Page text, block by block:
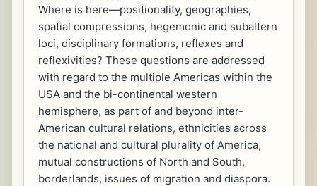
Where is here—positionality, geographies,
spatial compressions, hegemonic and subaltern
loci, disciplinary formations, reflexes and
reflexivities? These questions are addressed
with regard to the multiple Americas within the
USA and the bi-continental western
hemisphere, as part of and beyond inter-
American cultural relations, ethnicities across
the national and cultural plurality of America,
mutual constructions of North and South,
borderlands, issues of migration and diaspora.